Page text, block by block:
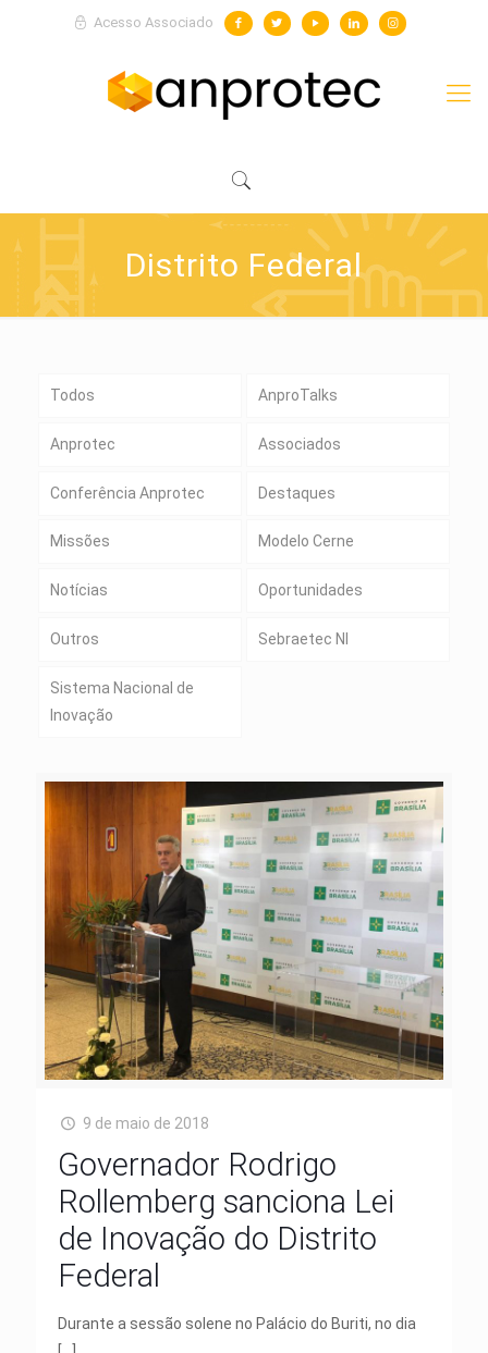
Acesso Associado
Distrito Federal
Todos AnproTalks
Anprotec Associados
Conferência Anprotec Destaques
Missões Modelo Cerne
Notícias Oportunidades
Outros Sebraetec NI
Sistema Nacional de
Inovação
9 de maio de 2018
Governador Rodrigo
Rollemberg sanciona Lei
de Inovação do Distrito
Federal
Durante a sessão solene no Palácio do Buriti, no dia